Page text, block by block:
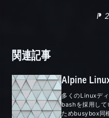
⁋
関連記事
Alpine
多くのLinuxデ
bashを採用し
ためbusybox同